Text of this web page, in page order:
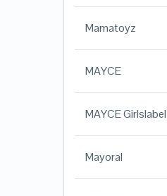
Mamatoyz
MAYCE
MAYCE Girlslabel
Mayoral